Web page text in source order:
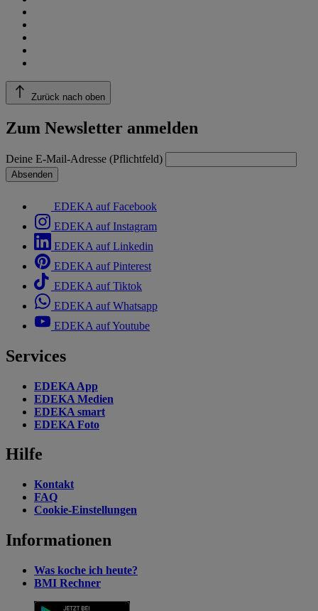
Zurück nach oben
Zum Newsletter anmelden
Deine E-Mail-Adresse (Pflichtfeld)
Absenden
EDEKA auf Facebook
EDEKA auf Instagram
EDEKA auf Linkedin
EDEKA auf Pinterest
EDEKA auf Tiktok
EDEKA auf Whatsapp
EDEKA auf Youtube
Services
EDEKA App
EDEKA Medien
EDEKA smart
EDEKA Foto
Hilfe
Kontakt
FAQ
Cookie-Einstellungen
Informationen
Was koche ich heute?
BMI Rechner